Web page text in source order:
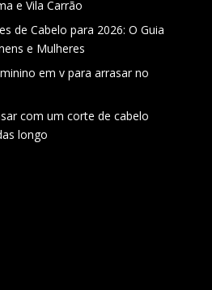
e Vila Carrão
de Cabelo para 2026: O Guia
e Mulheres
em v para arrasar no
com um corte de cabelo
longo